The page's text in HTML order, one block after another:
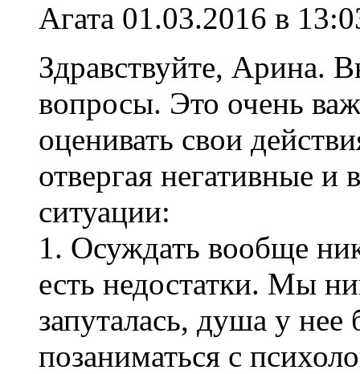
Агата 01.03.2016 в
Здравствуйте, Арина.
вопросы. Это очень
оценивать свои
отвергая негативные
ситуации:
1. Осуждать вообще
есть недостатки. Мы
запуталась, душа у
позаниматься с